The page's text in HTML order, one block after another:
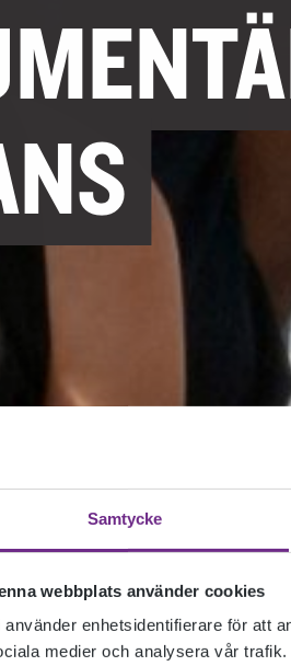
Samtycke
webbplats använder cookies
använder enhetsidentifierare för att
medier och analysera vår